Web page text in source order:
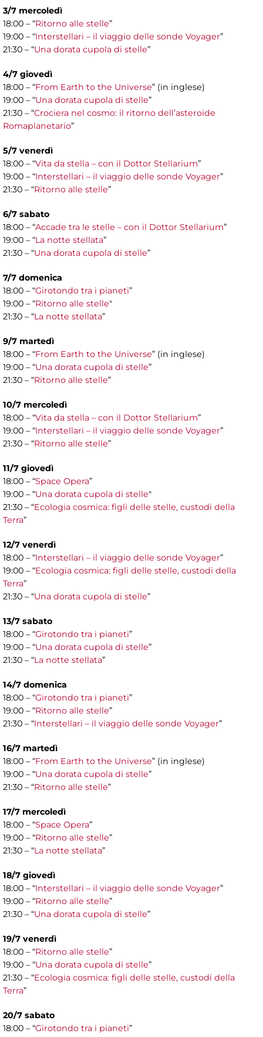
3/7 mercoledì
18:00 – “Ritorno alle stelle”
19:00 – “Interstellari – il viaggio delle sonde Voyager”
21:30 – “Una dorata cupola di stelle”
4/7 giovedì
18:00 – “From Earth to the Universe” (in inglese)
19:00 – “Una dorata cupola di stelle”
21:30 – “Crociera nel cosmo: il ritorno dell’asteroide
Romaplanetario”
5/7 venerdì
18:00 – “Vita da stella – con il Dottor Stellarium”
19:00 – “Interstellari – il viaggio delle sonde Voyager”
21:30 – “Ritorno alle stelle”
6/7 sabato
18:00 – “Accade tra le stelle – con il Dottor Stellarium”
19:00 – “La notte stellata”
21:30 – “Una dorata cupola di stelle”
7/7 domenica
18:00 – “Girotondo tra i pianeti”
19:00 – “Ritorno alle stelle"
21:30 – “La notte stellata”
9/7 martedì
18:00 – “From Earth to the Universe” (in inglese)
19:00 – “Una dorata cupola di stelle”
21:30 – “Ritorno alle stelle”
10/7 mercoledì
18:00 – “Vita da stella – con il Dottor Stellarium”
19:00 – “Interstellari – il viaggio delle sonde Voyager”
21:30 – “Ritorno alle stelle”
11/7 giovedì
18:00 – “Space Opera”
19:00 – “Una dorata cupola di stelle"
21:30 – “Ecologia cosmica: figli delle stelle, custodi della
Terra”
12/7 venerdì
18:00 – “Interstellari – il viaggio delle sonde Voyager”
19:00 – “Ecologia cosmica: figli delle stelle, custodi della
Terra”
21:30 – “Una dorata cupola di stelle”
13/7 sabato
18:00 – “Girotondo tra i pianeti”
19:00 – “Una dorata cupola di stelle”
21:30 – “La notte stellata”
14/7 domenica
18:00 – “Girotondo tra i pianeti”
19:00 – “Ritorno alle stelle”
21:30 – “Interstellari – il viaggio delle sonde Voyager”
16/7 martedì
18:00 – “From Earth to the Universe” (in inglese)
19:00 – “Una dorata cupola di stelle”
21:30 – “Ritorno alle stelle”
17/7 mercoledì
18:00 – “Space Opera”
19:00 – “Ritorno alle stelle”
21:30 – “La notte stellata”
18/7 giovedì
18:00 – “Interstellari – il viaggio delle sonde Voyager”
19:00 – “Ritorno alle stelle”
21:30 – “Una dorata cupola di stelle”
19/7 venerdì
18:00 – “Ritorno alle stelle”
19:00 – “Una dorata cupola di stelle”
21:30 – “Ecologia cosmica: figli delle stelle, custodi della
Terra”
20/7 sabato
18:00 – “Girotondo tra i pianeti”